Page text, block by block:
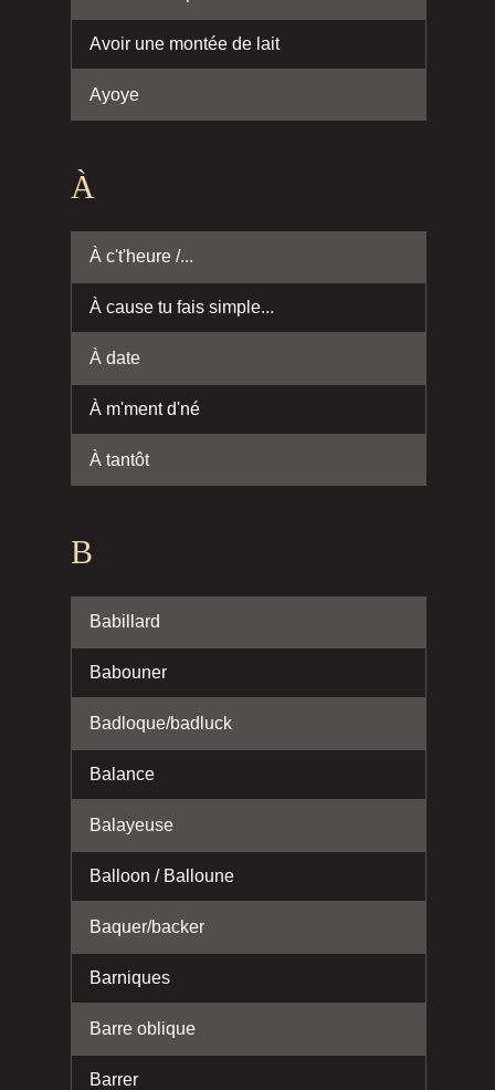
Avoir une montée de lait
Ayoye
À
À c't'heure /...
À cause tu fais simple...
À date
À m'ment d'né
À tantôt
B
Babillard
Babouner
Badloque/badluck
Balance
Balayeuse
Balloon / Balloune
Baquer/backer
Barniques
Barre oblique
Barrer